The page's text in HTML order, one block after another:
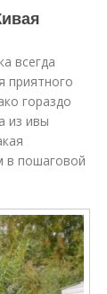
всегда
приятного
гораздо
из ивы
в пошаговой